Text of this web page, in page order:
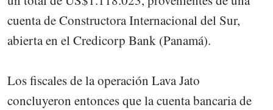
cuenta de Constructora Internacional del Sur,
abierta en el Credicorp Bank (Panamá).
Los fiscales de la operación Lava Jato
concluyeron entonces que la cuenta bancaria de